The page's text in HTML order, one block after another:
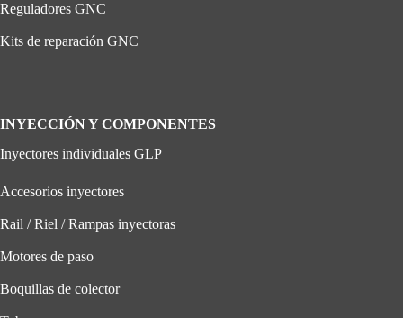
Reguladores GNC
Kits de reparación GNC
INYECCIÓN Y COMPONENTES
Inyectores individuales GLP
Accesorios inyectores
Rail / Riel / Rampas inyectoras
Motores de paso
Boquillas de colector